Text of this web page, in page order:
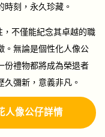
刻，永久珍藏。
，不僅能紀念其卓越的職
。無論是個性化人像公
份禮物都將成為榮退者
彌新，意義非凡。
人像公仔詳情